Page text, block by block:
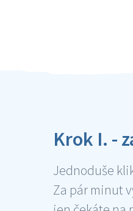
Krok I. -
Jednoduše
Za pár minut